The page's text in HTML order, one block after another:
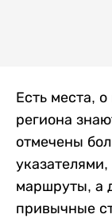
Есть места,
региона
отмечены
маршруты, а
привычные